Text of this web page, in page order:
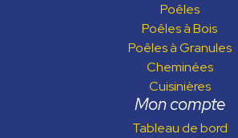
Poêles
Poêles à Bois
Poêles à Granules
Cheminées
Cuisinières
Mon compte
Tableau de bord